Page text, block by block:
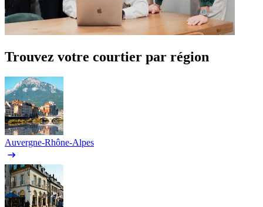
Trouvez votre courtier par région
Auvergne-Rhône-Alpes